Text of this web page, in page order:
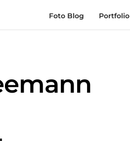
Foto Blog Portfolio